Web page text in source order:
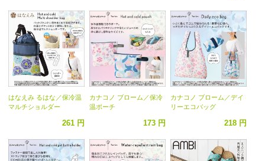
はなえみ るはな／保冷温
マルチショルダー
261 円
カナコノ ブローム／保冷
温ポーチ
173 円
カナコノ ブローム／デイ
リーエコバッグ
218 円